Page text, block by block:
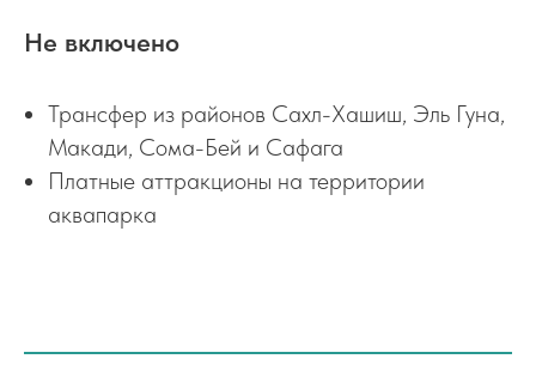
Не включено
Трансфер из районов Сахл-Хашиш, Эль Гуна,
Макади, Сома-Бей и Сафага
Платные аттракционы на территории
аквапарка